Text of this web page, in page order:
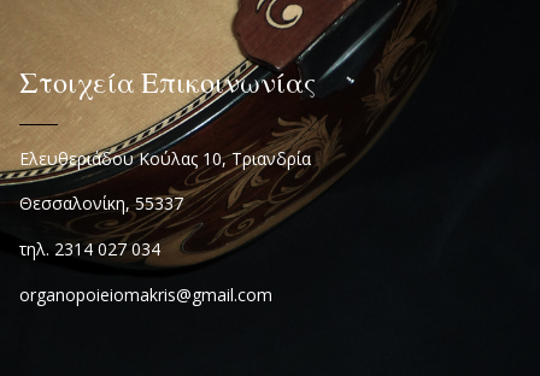
Στοιχεία Επικοινωνίας
Ελευθεριάδου Κούλας 10, Τριανδρία
Θεσσαλονίκη, 55337
τηλ. 2314 027 034
organopoieiomakris@gmail.com